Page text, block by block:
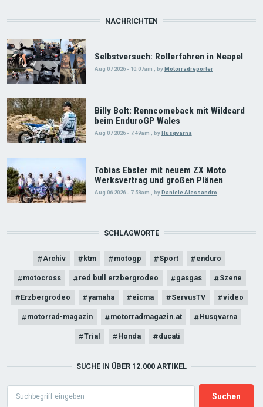
NACHRICHTEN
Selbstversuch: Rollerfahren in Neapel
Aug 07 2026 - 10:07am byMotorradreporter
Billy Bolt: Renncomeback mit Wildcard
beim EnduroGP Wales
Aug 07 2026 - 7:49am byHusqvarna
Tobias Ebster mit neuem ZX Moto
Werksvertrag und großen Plänen
Aug 06 2026 - 7:58am byDaniele Alessandro
SCHLAGWORTE
Archiv ktm motogp Sport enduro
motocross red bull erzbergrodeo gasgas Szene
Erzbergrodeo yamaha eicma ServusTV video
motorrad-magazin motorradmagazin.at Husqvarna
Trial Honda ducati
SUCHE IN ÜBER 12.000 ARTIKEL